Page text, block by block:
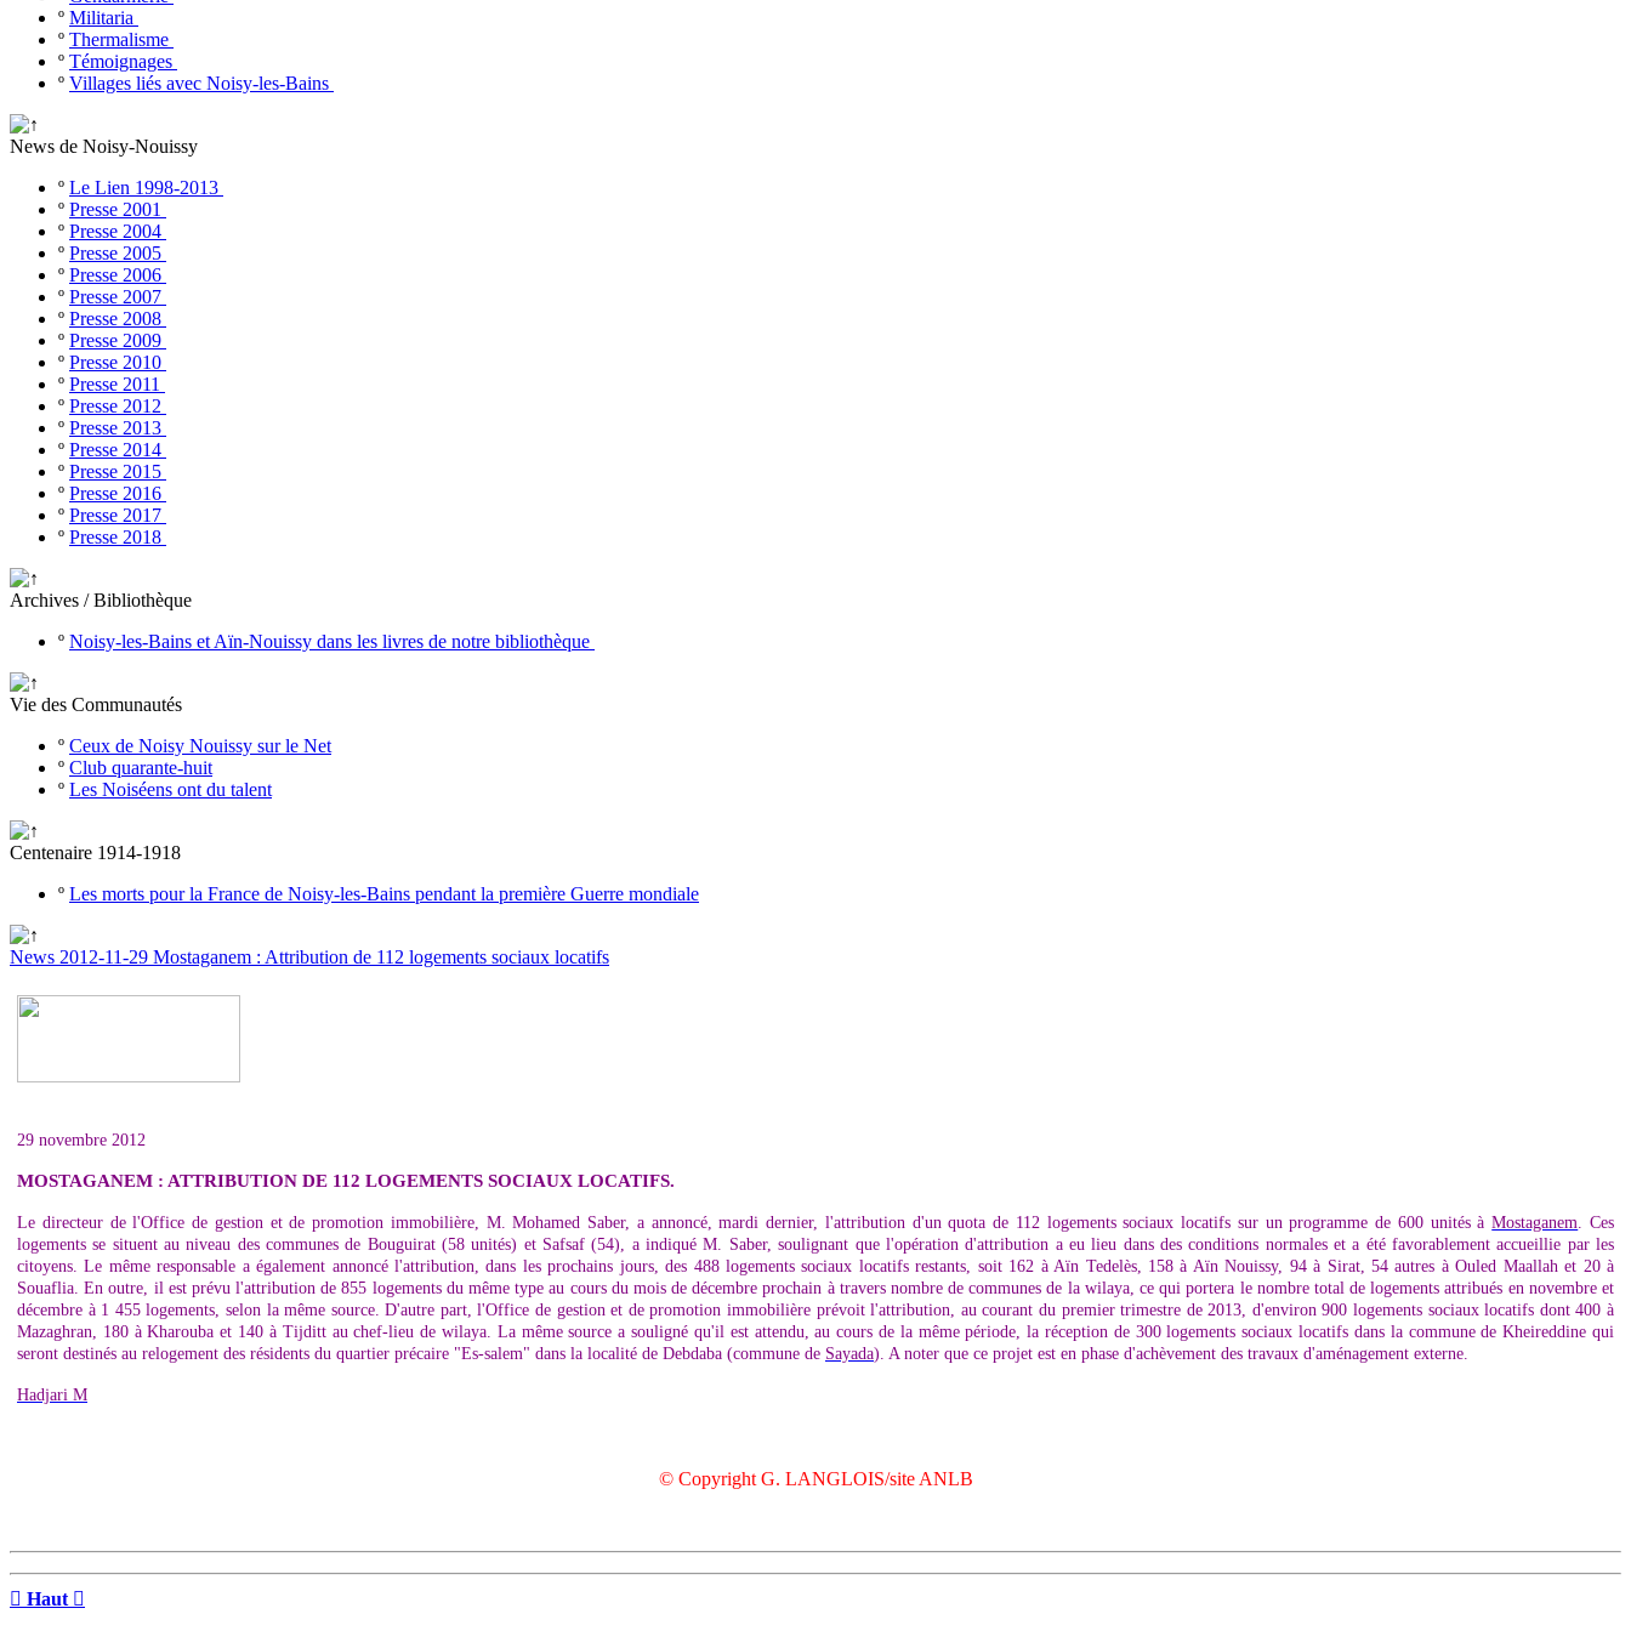
º Militaria
º Thermalisme
º Témoignages
º Villages liés avec Noisy-les-Bains
News de Noisy-Nouissy
º Le Lien 1998-2013
º Presse 2001
º Presse 2004
º Presse 2005
º Presse 2006
º Presse 2007
º Presse 2008
º Presse 2009
º Presse 2010
º Presse 2011
º Presse 2012
º Presse 2013
º Presse 2014
º Presse 2015
º Presse 2016
º Presse 2017
º Presse 2018
Archives / Bibliothèque
º Noisy-les-Bains et Aïn-Nouissy dans les livres de notre bibliothèque
Vie des Communautés
º Ceux de Noisy Nouissy sur le Net
º Club quarante-huit
º Les Noiséens ont du talent
Centenaire 1914-1918
º Les morts pour la France de Noisy-les-Bains pendant la première Guerre mondiale
News 2012-11-29 Mostaganem : Attribution de 112 logements sociaux locatifs
29 novembre 2012
MOSTAGANEM : ATTRIBUTION DE 112 LOGEMENTS SOCIAUX LOCATIFS.
Le directeur de l'Office de gestion et de promotion immobilière, M. Mohamed Saber, a annoncé, mardi dernier, l'attribution d'un quota de 112 logements sociaux locatifs sur un programme de 600 unités àMostaganem. Ces
logements se situent au niveau des communes de Bouguirat (58 unités) et Safsaf (54), a indiqué M. Saber, soulignant que l'opération d'attribution a eu lieu dans des conditions normales et a été favorablement accueillie par les
citoyens. Le même responsable a également annoncé l'attribution, dans les prochains jours, des 488 logements sociaux locatifs restants, soit 162 à Aïn Tedelès, 158 à Aïn Nouissy, 94 à Sirat, 54 autres à Ouled Maallah et 20 à
Souaflia. En outre, il est prévu l'attribution de 855 logements du même type au cours du mois de décembre prochain à travers nombre de communes de la wilaya, ce qui portera le nombre total de logements attribués en novembre et
décembre à 1 455 logements, selon la même source. D'autre part, l'Office de gestion et de promotion immobilière prévoit l'attribution, au courant du premier trimestre de 2013, d'environ 900 logements sociaux locatifs dont 400 à
Mazaghran, 180 à Kharouba et 140 à Tijditt au chef-lieu de wilaya. La même source a souligné qu'il est attendu, au cours de la même période, la réception de 300 logements sociaux locatifs dans la commune de Kheireddine qui
seront destinés au relogement des résidents du quartier précaire "Es-salem" dans la localité de Debdaba (commune de Sayada). A noter que ce projet est en phase d'achèvement des travaux d'aménagement externe.
Hadjari M
© Copyright G. LANGLOIS/site ANLB
 Haut 